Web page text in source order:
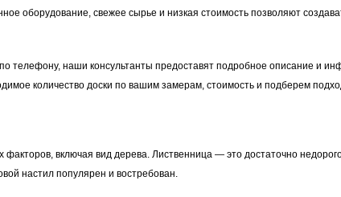
оборудование, свежее сырье и низкая стоимость позволяют
телефону, наши консультанты предоставят подробное описание и
количество доски по вашим замерам, стоимость и подберем
факторов, включая вид дерева. Лиственница — это достаточно
настил популярен и востребован.